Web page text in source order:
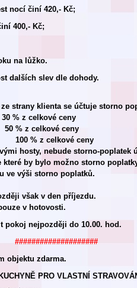
nocí činí 420,- Kč;
400,- Kč;
na lůžko.
dalších slev dle dohody.
strany klienta se účtuje storno
z celkové ceny
z celkové ceny
z celkové ceny
hosty, nebude storno-poplatek
by bylo možno storno
ve výši storno poplatků.
však v den příjezdu.
v hotovosti.
pokoj nejpozději do 10.00. hod.
####################
objektu zdarma.
PRO VLASTNÍ